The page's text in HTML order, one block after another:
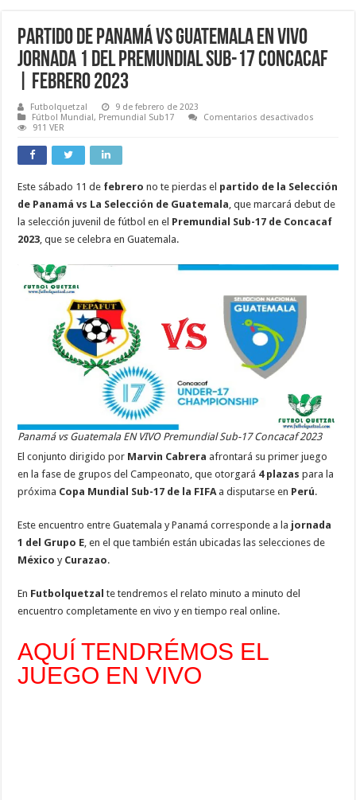
Partido de Panamá vs Guatemala EN VIVO
jornada 1 del Premundial Sub-17 Concacaf
| Febrero 2023
Futbolquetzal
9 de febrero de 2023
Fútbol Mundial, Premundial Sub17 Comentarios desactivados
VIVO
jornada
1
del
|
911 VER
Este sábado 11 de febrero no te pierdas el partido de la Selección
de Panamá vs La Selección de Guatemala , que marcará debut de
la selección juvenil de fútbol en el Premundial Sub-17 de Concacaf
2023 , que se celebra en Guatemala.
Panamá vs Guatemala EN VIVO Premundial Sub-17 Concacaf 2023
El conjunto dirigido por Marvin Cabrera afrontará su primer juego
en la fase de grupos del Campeonato, que otorgará 4 plazas para la
próxima Copa Mundial Sub-17 de la FIFA a disputarse en Perú.
Este encuentro entre Guatemala y Panamá corresponde a la jornada
1 del Grupo E , en el que también están ubicadas las selecciones de
México y Curazao.
En Futbolquetzalte tendremos el relato minuto a minuto del
encuentro completamente en vivo y en tiempo real online.
AQUÍ TENDRÉMOS EL
JUEGO EN VIVO